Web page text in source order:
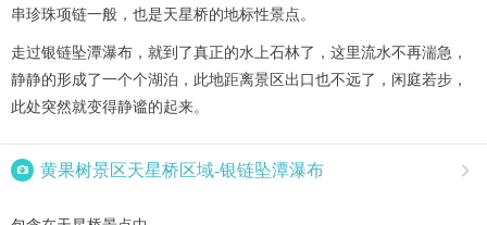
串珍珠项链一般，也是天星桥的地标性景点。
走过银链坠潭瀑布，就到了真正的水上石林了，这里流水不再湍急，
静静的形成了一个个湖泊，此地距离景区出口也不远了，闲庭若步，
此处突然就变得静谧的起来。
 黄果树景区天星桥区域-银链坠潭瀑布 